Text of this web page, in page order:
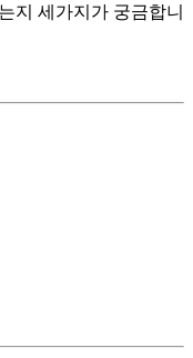
지 세가지가 궁금합니